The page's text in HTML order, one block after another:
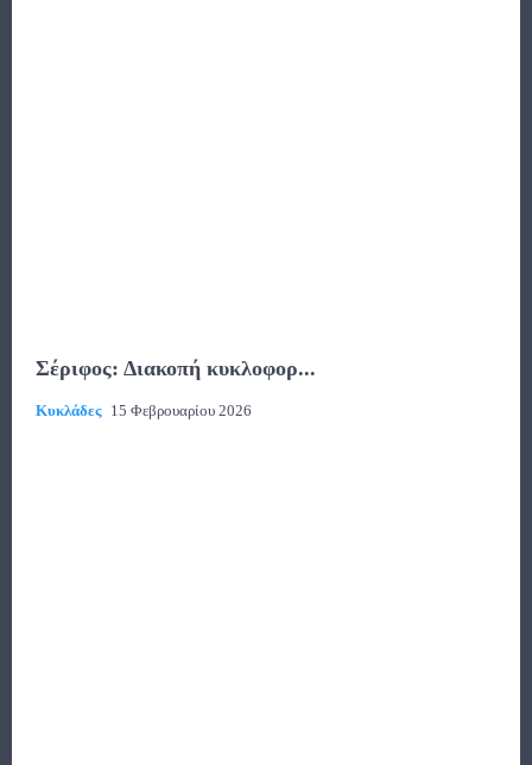
Σέριφος: Διακοπή κυκλοφορ...
Κυκλάδες 15 Φεβρουαρίου 2026